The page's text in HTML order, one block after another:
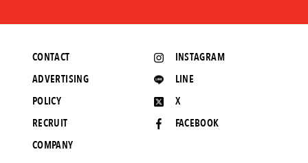
INSTAGRAM
LINE
X
FACEBOOK
CONTACT
ADVERTISING
POLICY
RECRUIT
COMPANY